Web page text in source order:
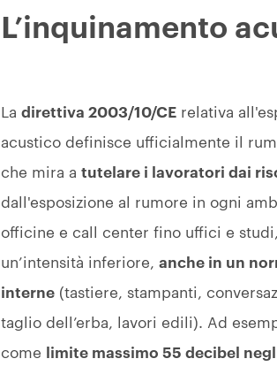
L’inquinamento
Ladirettiva 2003/10/CE relativa
acustico definisce ufficialmente il
che mira atutelare i lavoratori dai
dall'esposizione al rumore in ogni
officine e call center fino uffici e
un’intensità inferiore,anche in un
interne (tastiere, stampanti,
taglio dell’erba, lavori edili). Ad
come
limite massimo 55 decibel